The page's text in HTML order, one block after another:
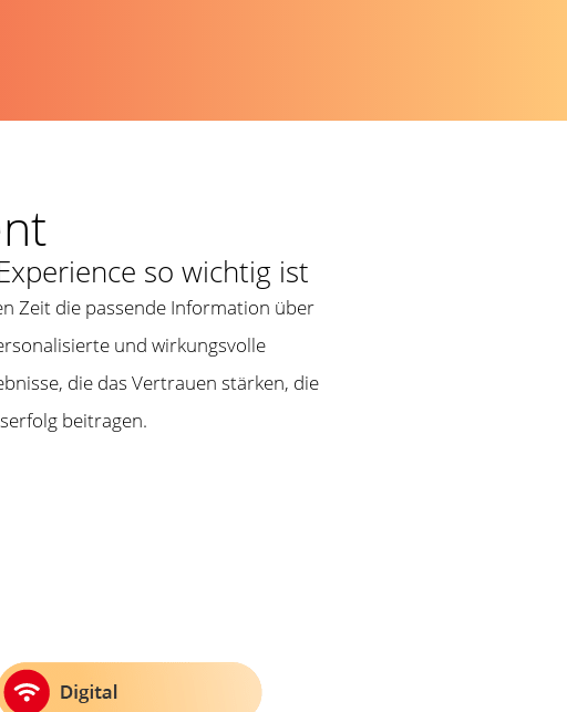
so wichtig ist
Zeit die passende Information über
und wirkungsvolle
die das Vertrauen stärken, die
beitragen.